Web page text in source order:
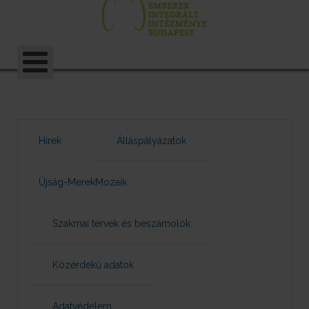
Hírek Álláspályázatok
Újság-MerekMozaik
Szakmai tervek és beszámolók
Közérdekű adatok
Adatvédelem